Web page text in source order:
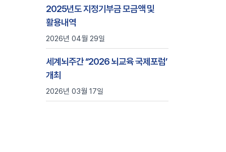
2025년도 지정기부금 모금액 및
활용내역
2026년 04월 29일
세계뇌주간 ‘‘2026 뇌교육 국제포럼’
개최
2026년 03월 17일